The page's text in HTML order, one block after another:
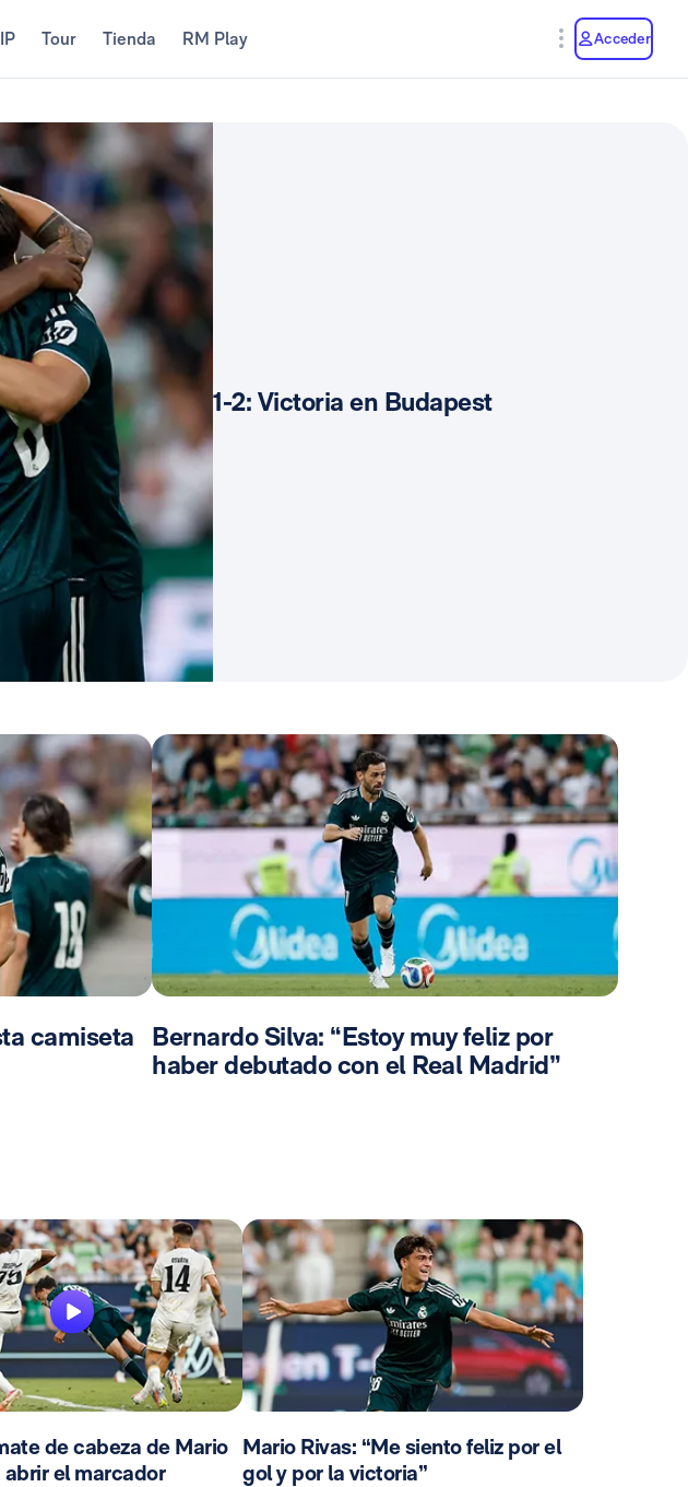
Tour Tienda RM Play Acceder
1-2: Victoria en Budapest
camiseta
Bernardo Silva: “Estoy muy feliz por
haber debutado con el Real Madrid”
de cabeza de Mario
abrir el marcador
Mario Rivas: “Me siento feliz por el
gol y por la victoria”